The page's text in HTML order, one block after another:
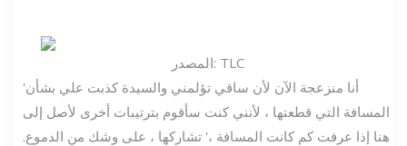
المصدر: TLC
'أنا منزعجة الآن لأن ساقي تؤلمني والسيدة كذبت علي بشأن
المسافة التي قطعتها ، لأنني كنت سأقوم بترتيبات أخرى لأصل إلى
هنا إذا عرفت كم كانت المسافة ،' تشاركها ، على وشك من الدموع.